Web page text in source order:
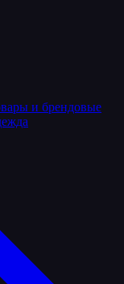
и брендовые